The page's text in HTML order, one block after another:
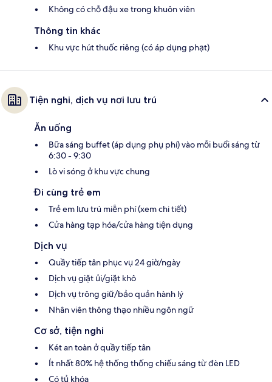
Không có chỗ đậu xe trong khuôn viên
Thông tin khác
Khu vực hút thuốc riêng (có áp dụng phạt)
Tiện nghi, dịch vụ nơi lưu trú
Ăn uống
Bữa sáng buffet (áp dụng phụ phí) vào mỗi buổi sáng từ
6:30 - 9:30
Lò vi sóng ở khu vực chung
Đi cùng trẻ em
Trẻ em lưu trú miễn phí (xem chi tiết)
Cửa hàng tạp hóa/cửa hàng tiện dụng
Dịch vụ
Quầy tiếp tân phục vụ 24 giờ/ngày
Dịch vụ giặt ủi/giặt khô
Dịch vụ trông giữ/bảo quản hành lý
Nhân viên thông thạo nhiều ngôn ngữ
Cơ sở, tiện nghi
Két an toàn ở quầy tiếp tân
Ít nhất 80% hệ thống thống chiếu sáng từ đèn LED
Có tủ khóa